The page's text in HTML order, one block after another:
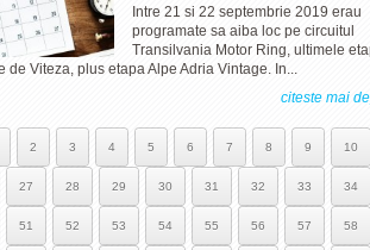
Intre 21 si 22 septembrie 2019 erau
programate sa aiba loc pe circuitul
Transilvania Motor Ring, ultimele
de Viteza, plus etapa Alpe Adria Vintage. In...
citeste mai
2 3 4 5 6 7 8 9 10
27 28 29 30 31 32 33 34
51 52 53 54 55 56 57 58